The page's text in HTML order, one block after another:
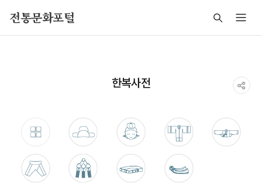
전통문화포털
한복사전
통합검색 쓰개 머리모양 겉옷 웃옷
아래옷 장신구 허리띠 기타